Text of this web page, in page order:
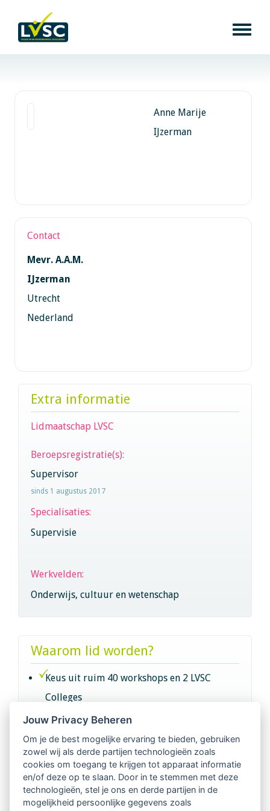
Anne Marije
IJzerman
Contact
Mevr. A.A.M.
IJzerman
Utrecht
Nederland
Extra informatie
Lidmaatschap LVSC
Beroepsregistratie(s):
Supervisor
sinds 1 augustus 2017
Specialisaties:
Supervisie
Werkvelden:
Onderwijs, cultuur en wetenschap
Waarom lid worden?
Keus uit ruim 40 workshops en 2 LVSC
Colleges
Intervisie met geregistreerde vakgenoten
Netwerk van 2100 professionals in 14
regio's
Vindbaar voor opdrachtgevers
Jouw Privacy Beheren
Om je de best mogelijke ervaring te bieden, gebruiken
zowel wij als derde partijen technologieën zoals
cookies om toegang te krijgen tot apparaat informatie
en/of deze op te slaan. Door in te stemmen met deze
technologieën, stel je ons en derde partijen in de
mogelijkheid persoonlijke gegevens zoals